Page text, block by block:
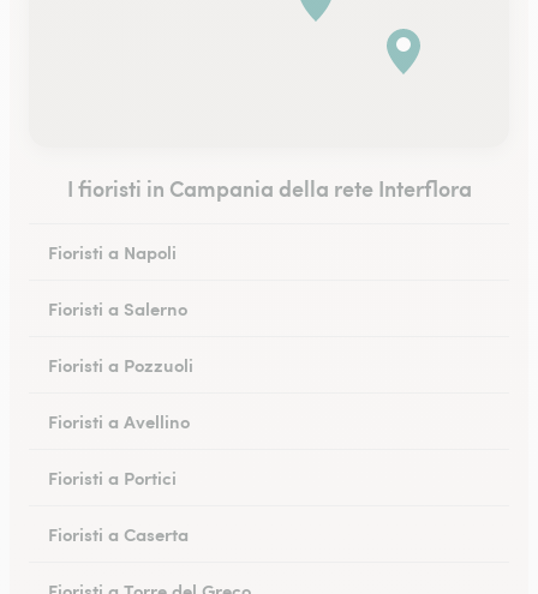
I fioristi in Campania della rete Interflora
Fioristi a Napoli
Fioristi a Salerno
Fioristi a Pozzuoli
Fioristi a Avellino
Fioristi a Portici
Fioristi a Caserta